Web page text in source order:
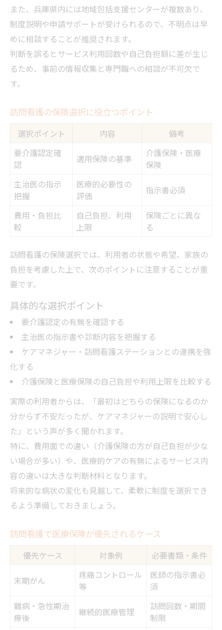
また、兵庫県内には地域包括支援センターが複数あり、
制度説明や申請サポートが受けられるので、不明点は早
めに相談することが推奨されます。
判断を誤るとサービス利用回数や自己負担額に差が生じ
るため、事前の情報収集と専門職への相談が不可欠で
す。
訪問看護の保険選択に役立つポイント
選択ポイント 内容
備考
要介護認定確
認
適用保険の基準
介護保険・医療
保険
主治医の指示
把握
医療的必要性の
評価
指示書必須
費用・負担比
較
自己負担、利用
上限
保険ごとに異な
る
訪問看護の保険選択では、利用者の状態や希望、家族の
負担を考慮した上で、次のポイントに注意することが重
要です。
具体的な選択ポイント
要介護認定の有無を確認する
主治医の指示書や診断内容を把握する
ケアマネジャー・訪問看護ステーションとの連携を強
化する
介護保険と医療保険の自己負担や利用上限を比較する
実際の利用者からは、「最初はどちらの保険になるのか
分からず不安だったが、ケアマネジャーの説明で安心し
た」という声が多く聞かれます。
特に、費用面での違い（介護保険の方が自己負担が少な
い場合が多い）や、医療的ケアの有無によるサービス内
容の違いは大きな判断材料となります。
将来的な病状の変化も見越して、柔軟に制度を選択でき
るよう準備しておきましょう。
訪問看護で医療保険が優先されるケース
優先ケース 対象例 必要書類・条件
末期がん
疼痛コントロール
等
医師の指示書必
須
難病・急性期治
療後
継続的医療管理
訪問回数・期間
制限